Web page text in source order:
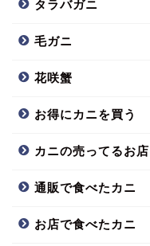
タラバガニ
毛ガニ
花咲蟹
お得にカニを買う
カニの売ってるお店
通販で食べたカニ
お店で食べたカニ